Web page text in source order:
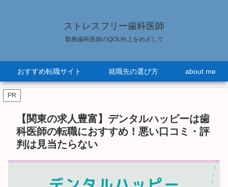
ストレスフリー歯科医師
勤務歯科医師のQOL向上をめざして
おすすめ転職サイト 就職先の選び方 about me
PR
【関東の求人豊富】デンタルハッピーは歯
科医師の転職におすすめ！悪い口コミ・評
判は見当たらない